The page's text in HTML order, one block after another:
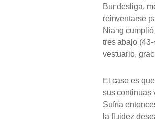
Bundesliga,
reinventarse
Niang
tres abajo
vestuario,
El caso es
sus continuas
Sufría
la fluidez